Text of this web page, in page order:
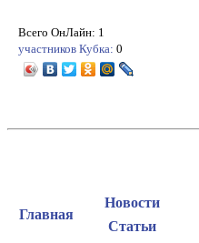
Всего ОнЛайн: 1
участников Кубка: 0
Главная
Новости
Статьи